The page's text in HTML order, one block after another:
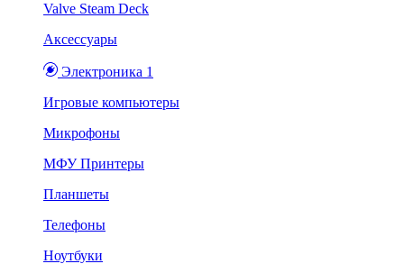
Valve Steam Deck
Аксессуары
Электроника 1
Игровые компьютеры
Микрофоны
МФУ Принтеры
Планшеты
Телефоны
Ноутбуки